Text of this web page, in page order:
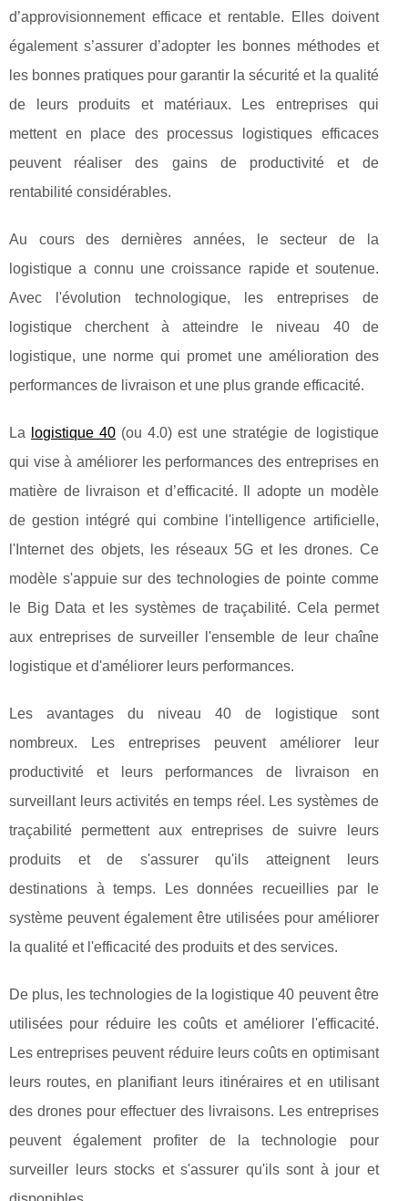
d’approvisionnement efficace et rentable. Elles doivent
également s’assurer d’adopter les bonnes méthodes et
les bonnes pratiques pour garantir la sécurité et la qualité
de leurs produits et matériaux. Les entreprises qui
mettent en place des processus logistiques efficaces
peuvent réaliser des gains de productivité et de
rentabilité considérables.
Au cours des dernières années, le secteur de la
logistique a connu une croissance rapide et soutenue.
Avec l'évolution technologique, les entreprises de
logistique cherchent à atteindre le niveau 40 de
logistique, une norme qui promet une amélioration des
performances de livraison et une plus grande efficacité.
La logistique 40 (ou 4.0) est une stratégie de logistique
qui vise à améliorer les performances des entreprises en
matière de livraison et d’efficacité. Il adopte un modèle
de gestion intégré qui combine l'intelligence artificielle,
l'Internet des objets, les réseaux 5G et les drones. Ce
modèle s'appuie sur des technologies de pointe comme
le Big Data et les systèmes de traçabilité. Cela permet
aux entreprises de surveiller l'ensemble de leur chaîne
logistique et d'améliorer leurs performances.
Les avantages du niveau 40 de logistique sont
nombreux. Les entreprises peuvent améliorer leur
productivité et leurs performances de livraison en
surveillant leurs activités en temps réel. Les systèmes de
traçabilité permettent aux entreprises de suivre leurs
produits et de s'assurer qu'ils atteignent leurs
destinations à temps. Les données recueillies par le
système peuvent également être utilisées pour améliorer
la qualité et l'efficacité des produits et des services.
De plus, les technologies de la logistique 40 peuvent être
utilisées pour réduire les coûts et améliorer l'efficacité.
Les entreprises peuvent réduire leurs coûts en optimisant
leurs routes, en planifiant leurs itinéraires et en utilisant
des drones pour effectuer des livraisons. Les entreprises
peuvent également profiter de la technologie pour
surveiller leurs stocks et s'assurer qu'ils sont à jour et